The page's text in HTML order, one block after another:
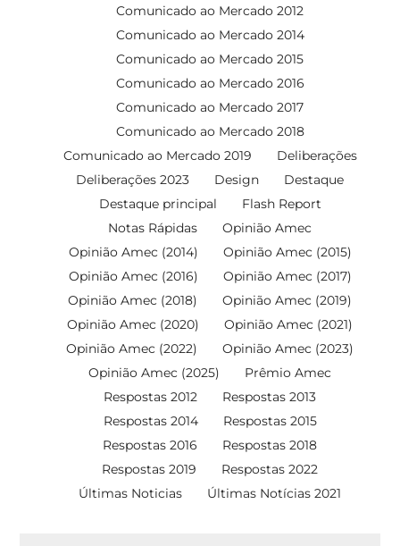
Comunicado ao Mercado 2012
Comunicado ao Mercado 2014
Comunicado ao Mercado 2015
Comunicado ao Mercado 2016
Comunicado ao Mercado 2017
Comunicado ao Mercado 2018
Comunicado ao Mercado 2019
Deliberações
Deliberações 2023
Design
Destaque
Destaque principal
Flash Report
Notas Rápidas
Opinião Amec
Opinião Amec (2014)
Opinião Amec (2015)
Opinião Amec (2016)
Opinião Amec (2017)
Opinião Amec (2018)
Opinião Amec (2019)
Opinião Amec (2020)
Opinião Amec (2021)
Opinião Amec (2022)
Opinião Amec (2023)
Opinião Amec (2025)
Prêmio Amec
Respostas 2012
Respostas 2013
Respostas 2014
Respostas 2015
Respostas 2016
Respostas 2018
Respostas 2019
Respostas 2022
Últimas Noticias
Últimas Notícias 2021